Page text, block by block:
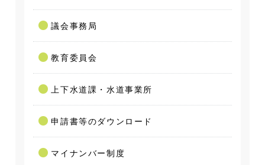
議会事務局
教育委員会
上下水道課・水道事業所
申請書等のダウンロード
マイナンバー制度